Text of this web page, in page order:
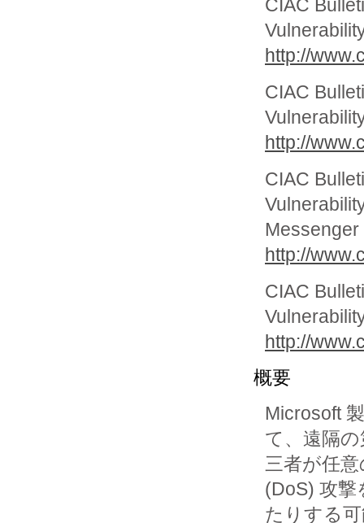
CIAC
http://
CIAC
http://
CIAC
Messenger
http://
CIAC
http://
概要
Microsoft
て、遠隔の
三者が任
(DoS) 攻撃
たりする